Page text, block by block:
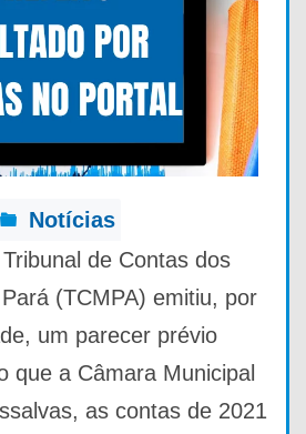
Notícias
de Contas dos
(TCMPA) emitiu, por
um parecer prévio
que a Câmara Municipal
as contas de 2021